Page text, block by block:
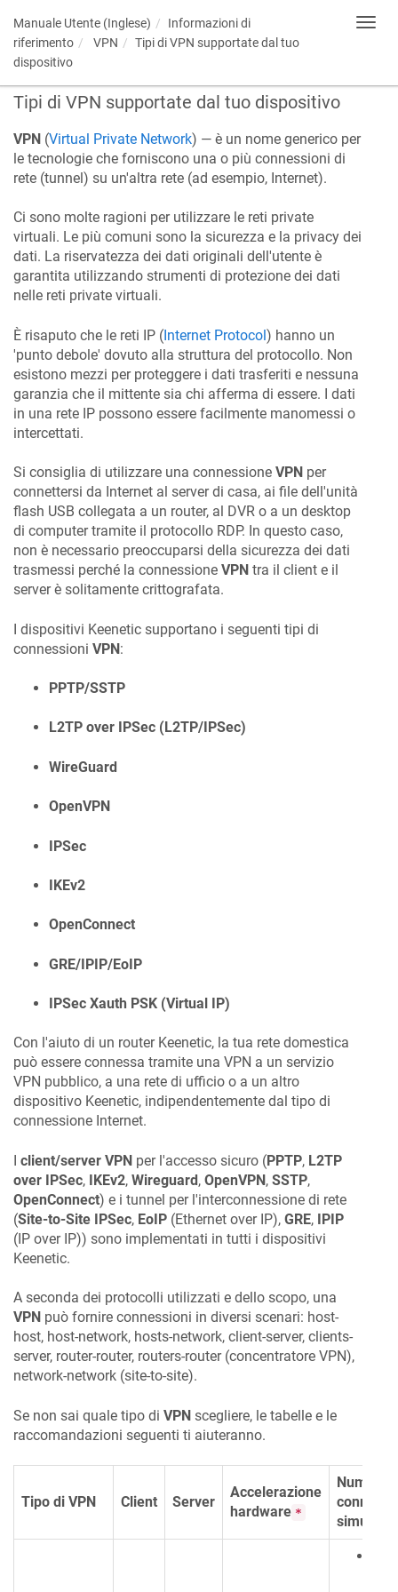
Manuale Utente (Inglese)
Informazioni di
riferimento
VPN
Tipi di VPN supportate dal tuo
dispositivo
Tipi di VPN supportate dal tuo dispositivo
VPN (Virtual Private Network) — è un nome generico per
le tecnologie che forniscono una o più connessioni di
rete (tunnel) su un'altra rete (ad esempio, Internet).
Ci sono molte ragioni per utilizzare le reti private
virtuali. Le più comuni sono la sicurezza e la privacy dei
dati. La riservatezza dei dati originali dell'utente è
garantita utilizzando strumenti di protezione dei dati
nelle reti private virtuali.
È risaputo che le reti IP (Internet Protocol) hanno un
'punto debole' dovuto alla struttura del protocollo. Non
esistono mezzi per proteggere i dati trasferiti e nessuna
garanzia che il mittente sia chi afferma di essere. I dati
in una rete IP possono essere facilmente manomessi o
intercettati.
Si consiglia di utilizzare una connessione VPN per
connettersi da Internet al server di casa, ai file dell'unità
flash USB collegata a un router, al DVR o a un desktop
di computer tramite il protocollo RDP. In questo caso,
non è necessario preoccuparsi della sicurezza dei dati
trasmessi perché la connessione VPN tra il client e il
server è solitamente crittografata.
I dispositivi Keenetic supportano i seguenti tipi di
connessioni VPN:
PPTP/SSTP
L2TP over IPSec (L2TP/IPSec)
WireGuard
OpenVPN
IPSec
IKEv2
OpenConnect
GRE/IPIP/EoIP
IPSec Xauth PSK (Virtual IP)
Con l'aiuto di un router Keenetic, la tua rete domestica
può essere connessa tramite una VPN a un servizio
VPN pubblico, a una rete di ufficio o a un altro
dispositivo Keenetic, indipendentemente dal tipo di
connessione Internet.
I client/server VPN per l'accesso sicuro (PPTP, L2TP
over IPSec, IKEv2, Wireguard, OpenVPN, SSTP,
OpenConnect) e i tunnel per l'interconnessione di rete
(Site-to-Site IPSec, EoIP (Ethernet over IP), GRE, IPIP
(IP over IP)) sono implementati in tutti i dispositivi
Keenetic.
A seconda dei protocolli utilizzati e dello scopo, una
VPN può fornire connessioni in diversi scenari: host-
host, host-network, hosts-network, client-server, clients-
server, router-router, routers-router (concentratore VPN),
network-network (site-to-site).
Se non sai quale tipo di VPN scegliere, le tabelle e le
raccomandazioni seguenti ti aiuteranno.
Tipo di VPN Client Server
Accelerazione
hardware *
Numero